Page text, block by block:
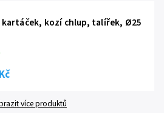
kozí chlup, talířek, Ø25
více produktů